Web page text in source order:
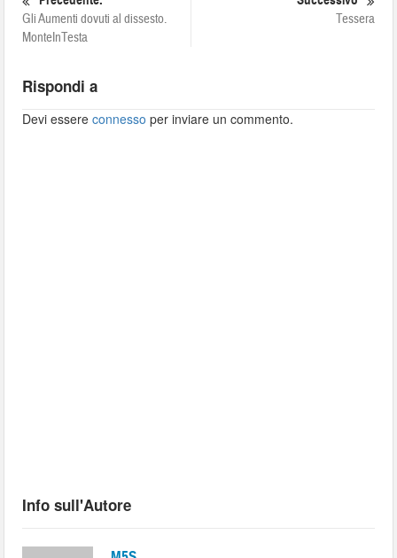
Gli Aumenti dovuti al dissesto.
MonteInTesta
Tessera
Rispondi a
Devi essereconnesso per inviare un commento.
Info sull'Autore